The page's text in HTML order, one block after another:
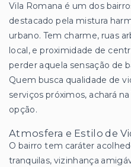
Vila Romana é um dos
destacado pela mistura
urbano. Tem charme, ruas
local, e proximidade de
perder aquela sensação de
Quem busca qualidade de
serviços próximos, achará
opção.
Atmosfera e Estilo de
O bairro tem caráter
tranquilas, vizinhança